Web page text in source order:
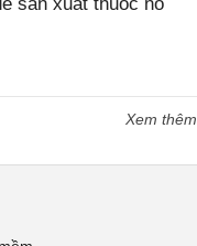
Xem thêm